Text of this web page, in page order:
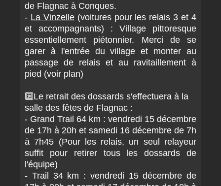
de Flagnac à Conques.
- La Vinzelle(voitures pour les relais 3 et 4
et accompagnants) : Village pittoresque
essentiellement piétonnier. Merci de se
garer à l'entrée du village et monter au
passage de relais et au ravitaillement à
pied (voir plan)
🔟Le retrait des dossards s'effectuera à la
salle des fêtes de Flagnac :
- Grand Trail 64 km : vendredi 15 décembre
de 17h à 20h et samedi 16 décembre de 7h
à 7h45 (Pour les relais, un seul relayeur
suffit pour retirer tous les dossards de
l'équipe)
- Trail 34 km : vendredi 15 décembre de